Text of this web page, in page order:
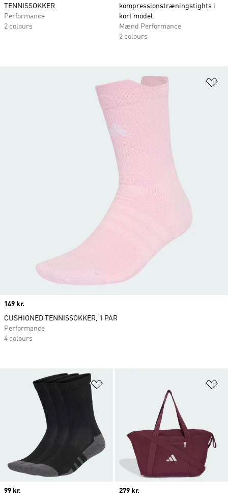
TENNISSOKKER
Performance
2 colours
kompressionstræningstights i
kort model
Mænd Performance
2 colours
Price
99 kr.
Price
279 kr.
Price
149 kr.
CUSHIONED TENNISSOKKER, 1 PAR
Performance
4 colours